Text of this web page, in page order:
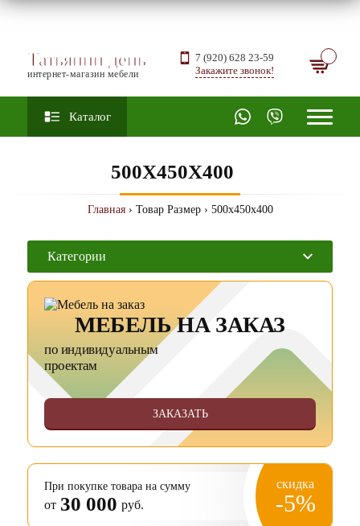
Татьянин день
интернет-магазин мебели
7 (920) 628 23-59
Закажите звонок!
Каталог
500X450X400
Главная› Товар Размер › 500x450x400
Категории
МЕБЕЛЬ НА ЗАКАЗ
по индивидуальным
проектам
ЗАКАЗАТЬ
При покупке товара на сумму
от 30 000 руб.
скидка
-5%